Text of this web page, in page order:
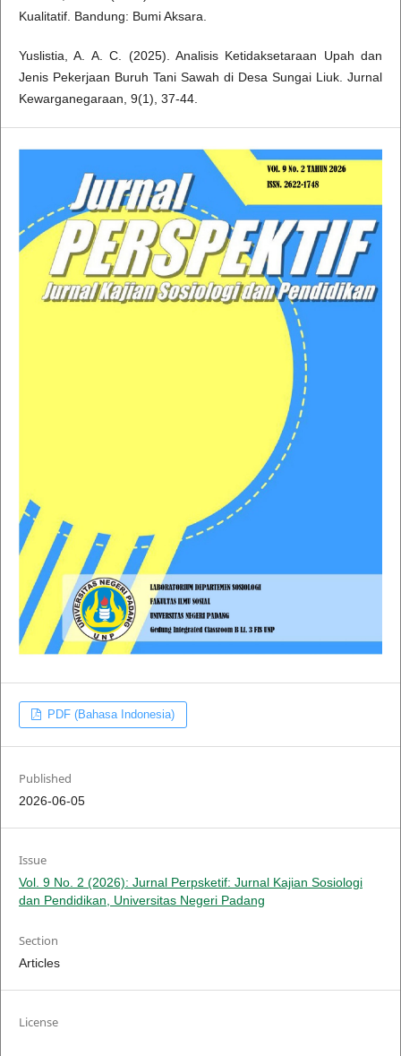
Kualitatif. Bandung: Bumi Aksara.
Yuslistia, A. A. C. (2025). Analisis Ketidaksetaraan Upah dan
Jenis Pekerjaan Buruh Tani Sawah di Desa Sungai Liuk. Jurnal
Kewarganegaraan, 9(1), 37-44.
PDF (Bahasa Indonesia)
Published
2026-06-05
Issue
Vol. 9 No. 2 (2026): Jurnal Perpsketif: Jurnal Kajian Sosiologi
dan Pendidikan, Universitas Negeri Padang
Section
Articles
License